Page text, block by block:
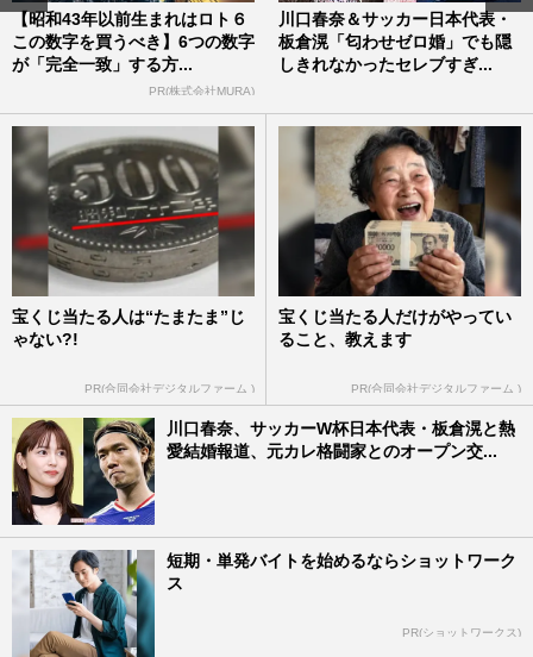
【昭和43年以前生まれはロト６
この数字を買うべき】6つの数字
が「完全一致」する方...
PR(株式会社MURA)
川口春奈＆サッカー日本代表・
板倉滉「匂わせゼロ婚」でも隠
しきれなかったセレブすぎ...
宝くじ当たる人は“たまたま”じ
ゃない?!
PR(合同会社デジタルファーム )
宝くじ当たる人だけがやってい
ること、教えます
PR(合同会社デジタルファーム )
川口春奈、サッカーW杯日本代表・板倉滉と熱
愛結婚報道、元カレ格闘家とのオープン交...
短期・単発バイトを始めるならショットワーク
ス
PR(ショットワークス)